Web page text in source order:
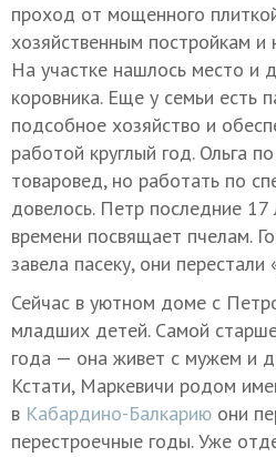
проход от мощенного
хозяйственным постройкам и
На участке нашлось место и
коровника. Еще у семьи есть
подсобное хозяйство и
работой круглый год. Ольга
товаровед, но работать по
довелось. Петр последние
времени посвящает пчелам.
завела пасеку, они перестали
Сейчас в уютном доме с
младших детей. Самой
года — она живет с мужем и
Кстати, Маркевичи родом
в Кабардино-Балкарию они
перестроечные годы. Уже